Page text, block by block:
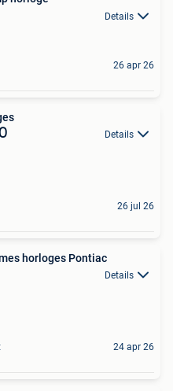
Details
26 apr 26
Details
26 jul 26
horloges Pontiac
Details
24 apr 26